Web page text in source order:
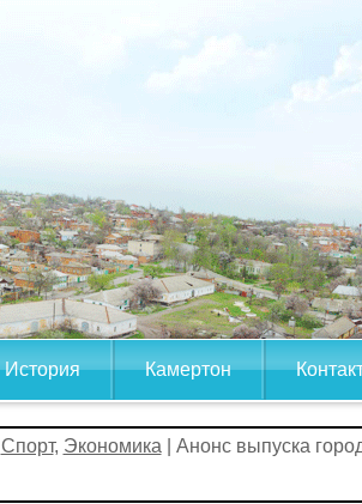
История Камертон
Спорт, Экономика | Анонс выпуска